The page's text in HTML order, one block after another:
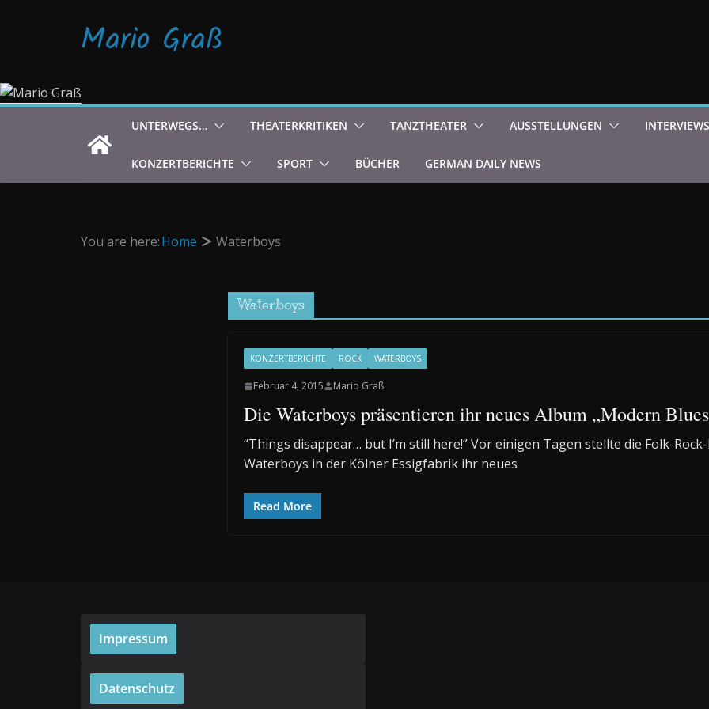
Mario Graß
UNTERWEGS… THEATERKRITIKEN TANZTHEATER AUSSTELLUNGEN INTERVIEWS
KONZERTBERICHTE SPORT BÜCHER GERMAN DAILY NEWS
You are here:Home Waterboys
Waterboys
KONZERTBERICHTE ROCK WATERBOYS
Februar 4, 2015 Mario Graß
Die Waterboys präsentieren ihr neues Album „Modern
“Things disappear… but I’m still here!” Vor einigen Tagen stellte die Folk-
Waterboys in der Kölner Essigfabrik ihr neues
Read More
Impressum
Datenschutz